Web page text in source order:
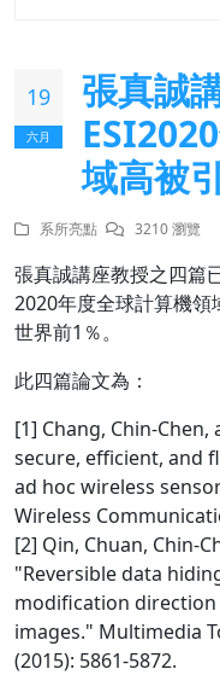
19
六月
張真誠
域高被
系所亮點 3210 瀏覽
張真誠講座教授之四篇
2020年度全球計算機領
世界前1％。
此四篇論文為：
[1] Chang, Chin-
secure, efficient, and
ad hoc wireless
Wireless
[2] Qin, Chuan, Chin-
"Reversible data
modification
images." Multimedia
(2015): 5861-5872.